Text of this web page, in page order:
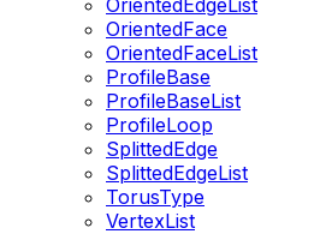
OrientedEdgeList
OrientedFace
OrientedFaceList
ProfileBase
ProfileBaseList
ProfileLoop
SplittedEdge
SplittedEdgeList
TorusType
VertexList